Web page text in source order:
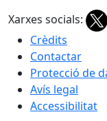
Xarxes socials:
Crèdits
Contactar
Protecció de
Avís legal
Accessibilitat